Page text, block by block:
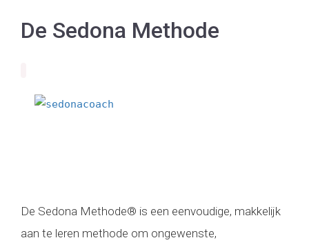
De Sedona Methode
De Sedona Methode® is een eenvoudige, makkelijk
aan te leren methode om ongewenste,